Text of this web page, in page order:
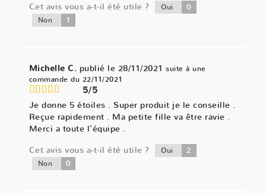
Cet avis vous a-t-il été utile ?
Oui 0
Non 1
Michelle C. publié le 28/11/2021 suite à une
commande du 22/11/2021
5/5
Je donne 5 étoiles . Super produit je le conseille .
Reçue rapidement . Ma petite fille va être ravie .
Merci a toute l'équipe .
Cet avis vous a-t-il été utile ?
Oui 2
Non 0